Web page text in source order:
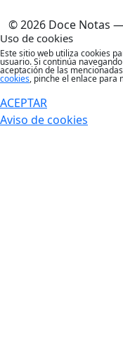
© 2026 Doce Notas
Uso de cookies
Este sitio web utiliza cookies
usuario. Si continúa
aceptación de las
cookies, pinche el enlace para
ACEPTAR
Aviso de cookies